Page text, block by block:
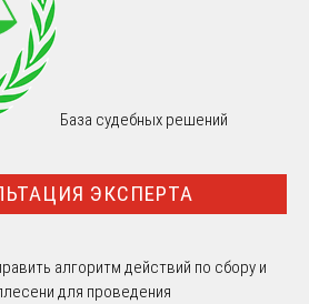
База судебных решений
ЭКСПЕРТА
алгоритм действий по сбору и
для проведения